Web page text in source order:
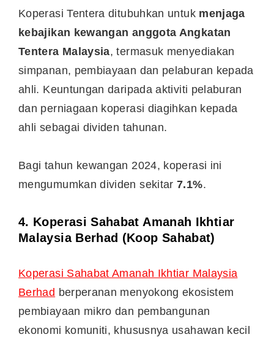
Koperasi Tentera ditubuhkan untuk menjaga
kebajikan kewangan anggota Angkatan
Tentera Malaysia, termasuk menyediakan
simpanan, pembiayaan dan pelaburan kepada
ahli. Keuntungan daripada aktiviti pelaburan
dan perniagaan koperasi diagihkan kepada
ahli sebagai dividen tahunan.
Bagi tahun kewangan 2024, koperasi ini
mengumumkan dividen sekitar7.1%.
4. Koperasi Sahabat Amanah Ikhtiar
Malaysia Berhad (Koop Sahabat)
Koperasi Sahabat Amanah Ikhtiar Malaysia
Berhad berperanan menyokong ekosistem
pembiayaan mikro dan pembangunan
ekonomi komuniti, khususnya usahawan kecil